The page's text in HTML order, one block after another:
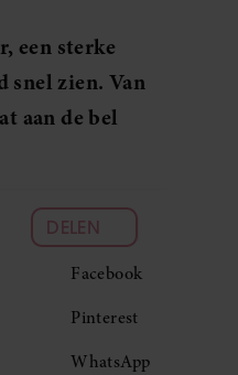
een sterke
snel zien. Van
aan de bel
DELEN
Facebook
Pinterest
WhatsApp